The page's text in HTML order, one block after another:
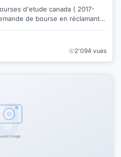
d'etude canada ( 2017-
de bourse en réclamant
2'094 vues